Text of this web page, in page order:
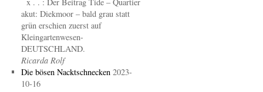
akut: Diekmoor – bald grau statt
grün erschien zuerst auf
Kleingartenwesen-
DEUTSCHLAND.
Ricarda Rolf
Die bösen Nacktschnecken 2023-
10-16